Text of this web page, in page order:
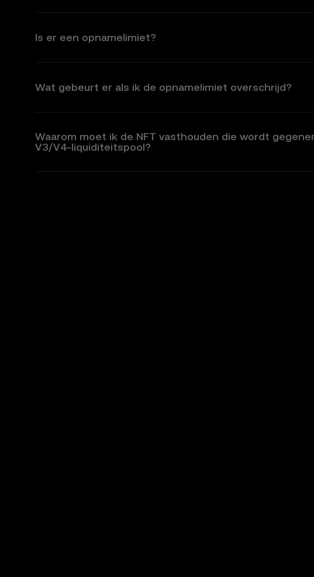
Is er een opnamelimiet?
Wat gebeurt er als ik de opnamelimiet overschrijd?
Waarom moet ik de NFT vasthouden die wordt
V3/V4-liquiditeitspool?